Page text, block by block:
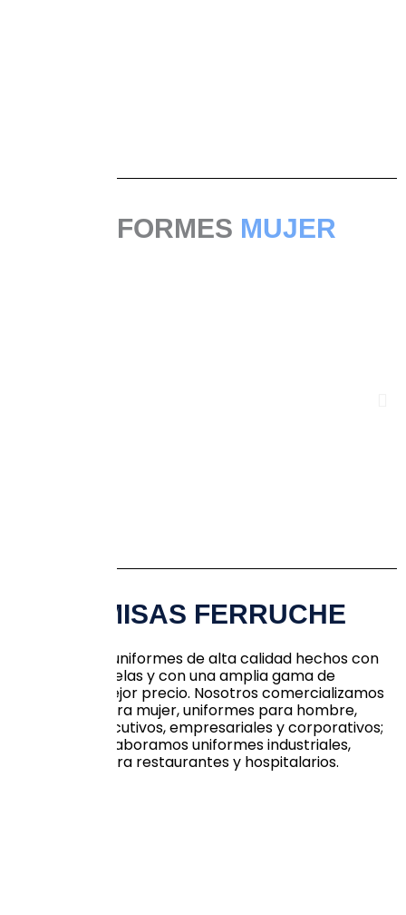
UNIFORMES MUJER
CAMISAS FERRUCHE
Fabricamos uniformes de alta calidad hechos con
las mejores telas y con una amplia gama de
colores al mejor precio. Nosotros comercializamos
uniformes para mujer, uniformes para hombre,
casuales, ejecutivos, empresariales y corporativos;
así mismo, elaboramos uniformes industriales,
uniformes para restaurantes y hospitalarios.